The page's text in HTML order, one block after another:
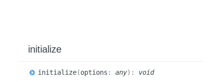
initialize
initialize(options : any) : void